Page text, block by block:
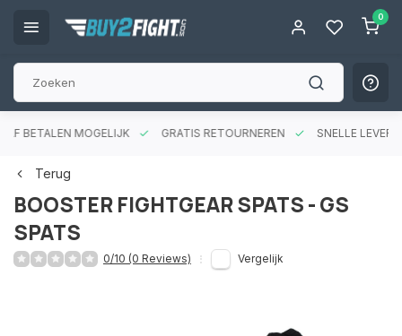
0
BETALEN MOGELIJK GRATIS RETOURNEREN SNELLE
Terug
BOOSTER FIGHTGEAR SPATS - GS
SPATS
0/10 (0 Reviews) Vergelijk